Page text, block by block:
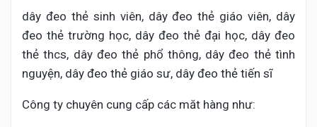
dây đeo thẻ sinh viên, dây đeo thẻ giáo viên, dây
đeo thẻ trường học, dây đeo thẻ đại học, dây đeo
thẻ thcs, dây đeo thẻ phổ thông, dây đeo thẻ tình
nguyện, dây đeo thẻ giáo sư, dây đeo thẻ tiến sĩ
Công ty chuyên cung cấp các măt hàng như: